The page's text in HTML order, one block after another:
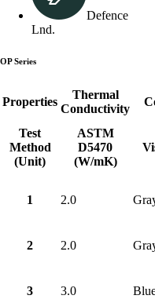
Defence
Lnd.
OP Series
Properties
Thermal
Conductivity
Test
Method
(Unit)
ASTM
D5470
(W/mK)
1 2.0
2 2.0
3 3.0